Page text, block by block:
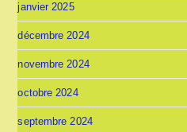
janvier 2025
décembre 2024
novembre 2024
octobre 2024
septembre 2024